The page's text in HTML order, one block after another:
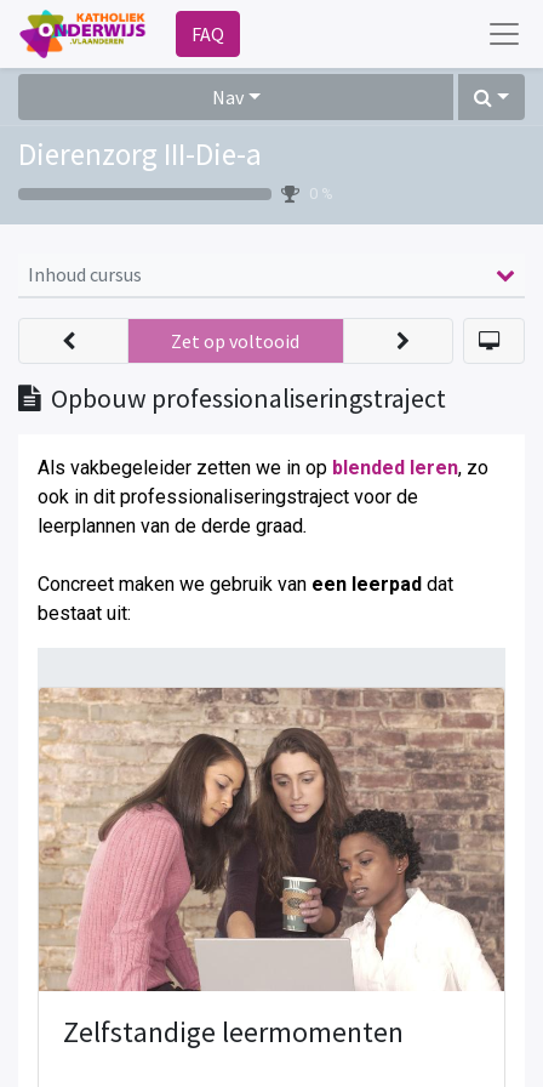
FAQ
Nav
Dierenzorg III-Die-a
0 %
Inhoud cursus
Opbouw professionaliseringstraject
Zet op voltooid
Als vakbegeleider zetten we in op blended leren, zo
ook in dit professionaliseringstraject voor de
leerplannen van de derde graad.
Concreet maken we gebruik van een leerpad dat
bestaat uit:
Zelfstandige leermomenten